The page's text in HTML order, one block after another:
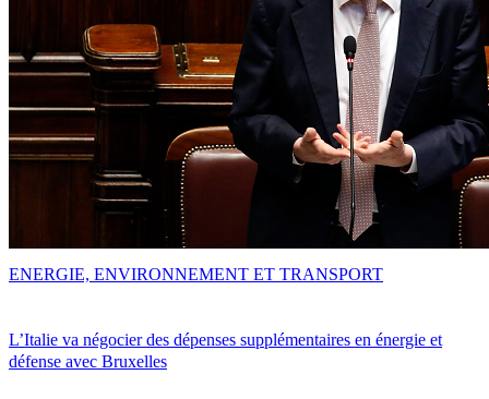
L’Italie va négocier des dépenses supplémentaires en énergie et
défense avec Bruxelles
ENERGIE, ENVIRONNEMENT ET TRANSPORT